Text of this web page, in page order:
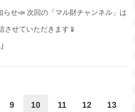
らせ📣 次回の「マル財チャンネル」は
させていただきます📱
9 10 11 12
13